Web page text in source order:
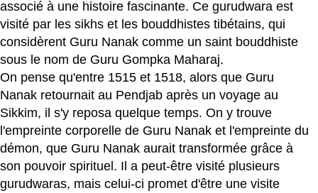
associé à une histoire fascinante. Ce gurudwara est
visité par les sikhs et les bouddhistes tibétains, qui
considèrent Guru Nanak comme un saint bouddhiste
sous le nom de Guru Gompka Maharaj.
On pense qu'entre 1515 et 1518, alors que Guru
Nanak retournait au Pendjab après un voyage au
Sikkim, il s'y reposa quelque temps. On y trouve
l'empreinte corporelle de Guru Nanak et l'empreinte du
démon, que Guru Nanak aurait transformée grâce à
son pouvoir spirituel. Il a peut-être visité plusieurs
gurudwaras, mais celui-ci promet d'être une visite